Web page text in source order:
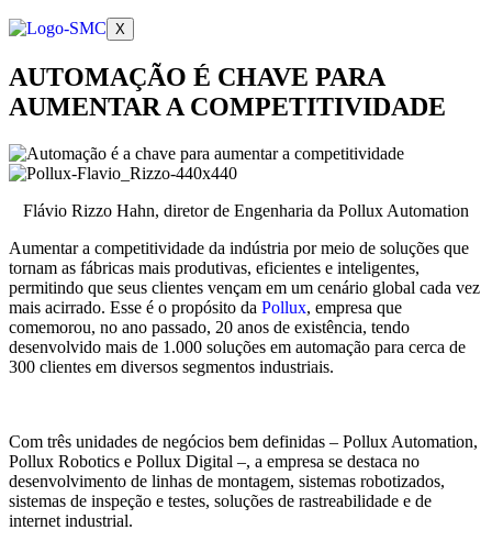
X
AUTOMAÇÃO É CHAVE PARA
AUMENTAR A COMPETITIVIDADE
Flávio Rizzo Hahn, diretor de Engenharia da Pollux Automation
Aumentar a competitividade da indústria por meio de soluções que
tornam as fábricas mais produtivas, eficientes e inteligentes,
permitindo que seus clientes vençam em um cenário global cada vez
mais acirrado. Esse é o propósito da Pollux, empresa que
comemorou, no ano passado, 20 anos de existência, tendo
desenvolvido mais de 1.000 soluções em automação para cerca de
300 clientes em diversos segmentos industriais.
Com três unidades de negócios bem definidas – Pollux Automation,
Pollux Robotics e Pollux Digital –, a empresa se destaca no
desenvolvimento de linhas de montagem, sistemas robotizados,
sistemas de inspeção e testes, soluções de rastreabilidade e de
internet industrial.